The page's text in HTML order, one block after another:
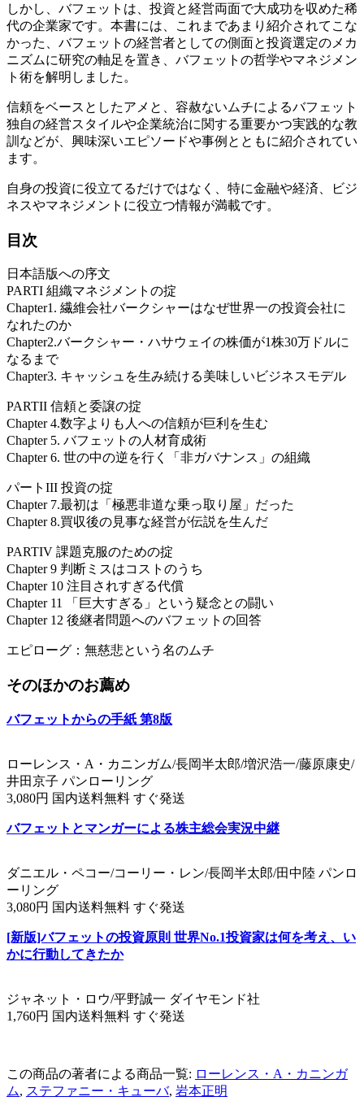
しかし、バフェットは、投資と経営両面で大成功を収めた稀
代の企業家です。本書には、これまであまり紹介されてこな
かった、バフェットの経営者としての側面と投資選定のメカ
ニズムに研究の軸足を置き、バフェットの哲学やマネジメン
ト術を解明しました。
信頼をベースとしたアメと、容赦ないムチによるバフェット
独自の経営スタイルや企業統治に関する重要かつ実践的な教
訓などが、興味深いエピソードや事例とともに紹介されてい
ます。
自身の投資に役立てるだけではなく、特に金融や経済、ビジ
ネスやマネジメントに役立つ情報が満載です。
目次
日本語版への序文
PARTI 組織マネジメントの掟
Chapter1. 繊維会社バークシャーはなぜ世界一の投資会社に
なれたのか
Chapter2.バークシャー・ハサウェイの株価が1株30万ドルに
なるまで
Chapter3. キャッシュを生み続ける美味しいビジネスモデル
PARTII 信頼と委譲の掟
Chapter 4.数字よりも人への信頼が巨利を生む
Chapter 5. バフェットの人材育成術
Chapter 6. 世の中の逆を行く「非ガバナンス」の組織
パートIII 投資の掟
Chapter 7.最初は「極悪非道な乗っ取り屋」だった
Chapter 8.買収後の見事な経営が伝説を生んだ
PARTIV 課題克服のための掟
Chapter 9 判断ミスはコストのうち
Chapter 10 注目されすぎる代償
Chapter 11 「巨大すぎる」という疑念との闘い
Chapter 12 後継者問題へのバフェットの回答
エピローグ：無慈悲という名のムチ
そのほかのお薦め
バフェットからの手紙 第8版
ローレンス・A・カニンガム/長岡半太郎/増沢浩一/藤原康史/
井田京子 パンローリング
3,080円 国内送料無料 すぐ発送
バフェットとマンガーによる株主総会実況中継
ダニエル・ペコー/コーリー・レン/長岡半太郎/田中陸 パンロ
ーリング
3,080円 国内送料無料 すぐ発送
[新版]バフェットの投資原則 世界No.1投資家は何を考え、い
かに行動してきたか
ジャネット・ロウ/平野誠一 ダイヤモンド社
1,760円 国内送料無料 すぐ発送
この商品の著者による商品一覧: ローレンス・A・カニンガ
ム, ステファニー・キューバ, 岩本正明